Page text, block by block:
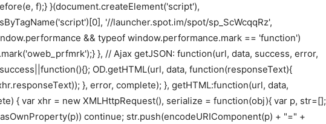
f);} }(document.createElement('script'),
'//launcher.spot.im/spot/sp_ScWcqqRz',
&& typeof window.performance.mark == 'function')
}, // Ajax getJSON: function(url, data, success, error,
OD.getHTML(url, data, function(responseText){
}, error, complete); }, getHTML:function(url, data,
{ var xhr = new XMLHttpRequest(), serialize = function(obj){ var p, str=[];
continue; str.push(encodeURIComponent(p) + "=" +